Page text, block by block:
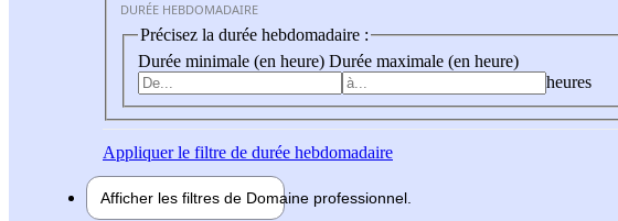
DURÉE HEBDOMADAIRE
Précisez la durée hebdomadaire :
Durée minimale (en heure) Durée maximale (en heure)
heures
Appliquerle filtre de durée hebdomadaire
Afficher les filtres de Domaine professionnel